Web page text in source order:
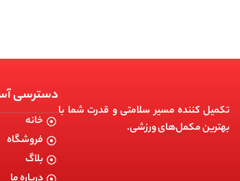
تکمیل کننده مسیر سلامتی و قدرت شما با
بهترین مکمل‌های ورزشی.
دسترسی
خانه
فروشگاه
بلاگ